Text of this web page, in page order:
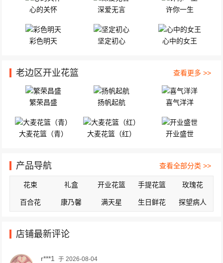
心的关怀 深爱无言 许你一生
彩色明天 坚定初心 心中的女王
老边区开业花篮 查看更多 >>
繁荣昌盛 扬帆起航 喜气洋洋
大麦花篮（青） 大麦花篮（红） 开业盛世
产品导航 查看全部分类 >>
花束 礼盒 开业花篮 手提花篮 玫瑰花
百合花 康乃馨 满天星 生日鲜花 探望病人
店铺最新评论
r***1 于 2026-08-04